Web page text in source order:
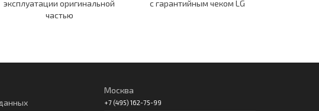
эксплуатации оригинальной
частью
c гарантийным чеком LG
Москва
+7 (495) 162-75-99